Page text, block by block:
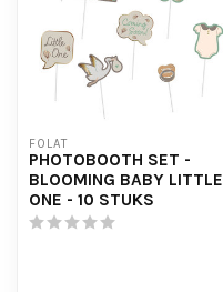
FOLAT
PHOTOBOOTH SET -
BLOOMING BABY LITTLE
ONE - 10 STUKS